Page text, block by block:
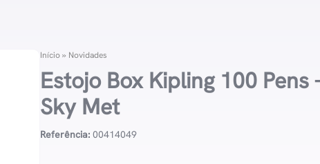
Início» Novidades
Estojo Box Kipling 100 Pens
Sky Met
Referência: 00414049